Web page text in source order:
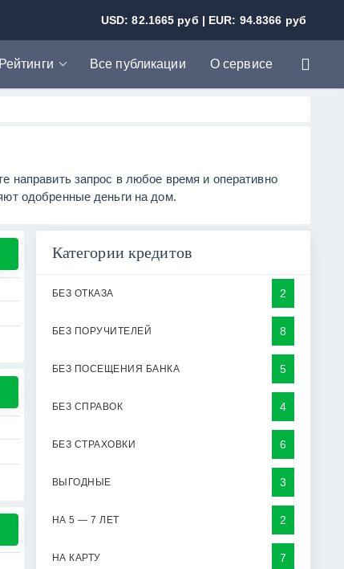
USD: 82.1665 руб | EUR: 94.8366 руб
Рейтинги Все публикации О сервисе
направить запрос в любое время и оперативно
одобренные деньги на дом.
Категории кредитов
БЕЗ ОТКАЗА 2
БЕЗ ПОРУЧИТЕЛЕЙ 8
БЕЗ ПОСЕЩЕНИЯ БАНКА 5
БЕЗ СПРАВОК 4
БЕЗ СТРАХОВКИ 6
ВЫГОДНЫЕ 3
НА 5 — 7 ЛЕТ 2
НА КАРТУ 7